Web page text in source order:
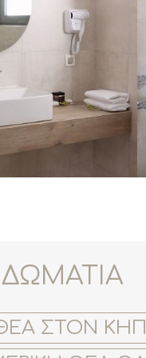
ΣΤΟΝ